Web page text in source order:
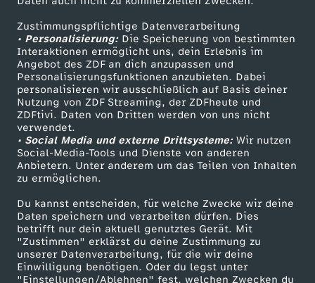
Zustimmungspflichtige Datenverarbeitung
• Personalisierung:Die Speicherung von bestimmten
Interaktionen ermöglicht uns, dein Erlebnis im
Angebot des ZDF an dich anzupassen und
Personalisierungsfunktionen anzubieten. Dabei
personalisieren wir ausschließlich auf Basis deiner
Nutzung von ZDF Streaming, der ZDFheute und
ZDFtivi. Daten von Dritten werden von uns nicht
verwendet.
• Social Media und externe Drittsysteme:Wir nutzen
Social-Media-Tools und Dienste von anderen
Anbietern. Unter anderem um das Teilen von Inhalten
zu ermöglichen.
Du kannst entscheiden, für welche Zwecke wir deine
Daten speichern und verarbeiten dürfen. Dies
betrifft nur dein aktuell genutztes Gerät. Mit
"Zustimmen" erklärst du deine Zustimmung zu
unserer Datenverarbeitung, für die wir deine
Einwilligung benötigen. Oder du legst unter
"Einstellungen/Ablehnen" fest, welchen Zwecken du
n
a
l
-
d
i
e
d
ZDFtext
Livestreams
Sendungen A-Z
TV-Programm
Tickets
Zuschauerservice
Hilfe
ZDF Unternehmen
Karriere
ZDF goes Schule
Werbefernsehen
Mainzelmännchen